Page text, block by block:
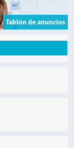
Tablón de anuncios